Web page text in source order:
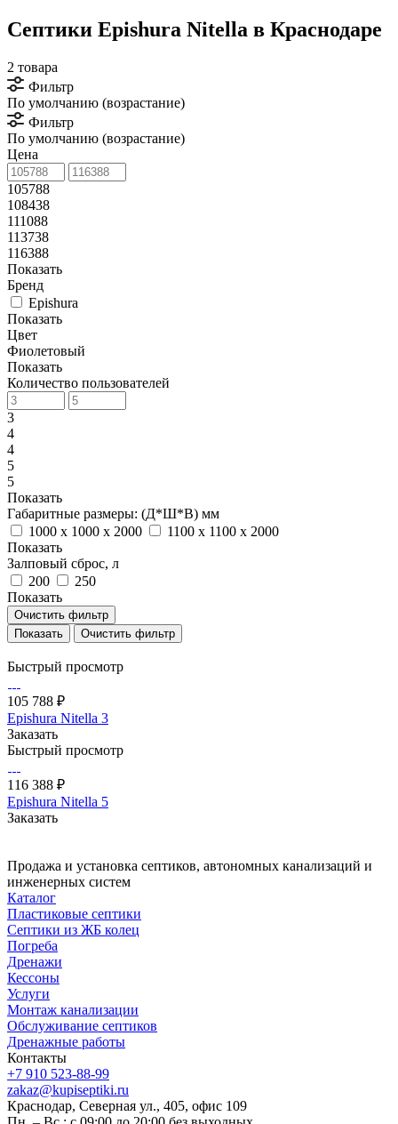
Септики Epishura Nitella в Краснодаре
2 товара
Фильтр
По умолчанию (возрастание)
Фильтр
По умолчанию (возрастание)
Цена
105788
108438
111088
113738
116388
Показать
Бренд
Epishura
Показать
Цвет
Фиолетовый
Показать
Количество пользователей
3
4
4
5
5
Показать
Габаритные размеры: (Д*Ш*В) мм
1000 x 1000 x 2000
1100 x 1100 x 2000
Показать
Залповый сброс, л
200
250
Показать
Очистить фильтр
Очистить фильтр
Быстрый просмотр
105 788 ₽
Epishura Nitella 3
Заказать
Быстрый просмотр
116 388 ₽
Epishura Nitella 5
Заказать
Продажа и установка септиков, автономных канализаций и
инженерных систем
Каталог
Пластиковые септики
Септики из ЖБ колец
Погреба
Дренажи
Кессоны
Услуги
Монтаж канализации
Обслуживание септиков
Дренажные работы
Контакты
+7 910 523-88-99
zakaz@kupiseptiki.ru
Краснодар, Северная ул., 405, офис 109